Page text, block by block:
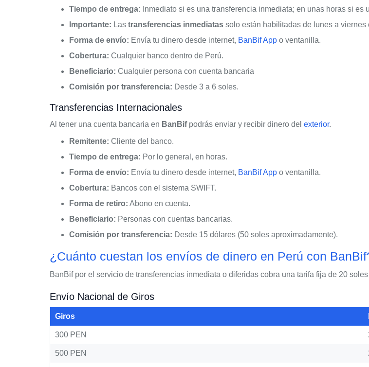
Tiempo de entrega: Inmediato si es una transferencia inmediata; en unas horas si es
Importante: Las transferencias inmediatas solo están habilitadas de lunes a viernes
Forma de envío: Envía tu dinero desde internet, BanBif App o ventanilla.
Cobertura: Cualquier banco dentro de Perú.
Beneficiario: Cualquier persona con cuenta bancaria
Comisión por transferencia: Desde 3 a 6 soles.
Transferencias Internacionales
Al tener una cuenta bancaria en BanBifpodrás enviar y recibir dinero del exterior.
Remitente: Cliente del banco.
Tiempo de entrega: Por lo general, en horas.
Forma de envío: Envía tu dinero desde internet, BanBif App o ventanilla.
Cobertura: Bancos con el sistema SWIFT.
Forma de retiro: Abono en cuenta.
Beneficiario: Personas con cuentas bancarias.
Comisión por transferencia: Desde 15 dólares (50 soles aproximadamente).
¿Cuánto cuestan los envíos de dinero en Perú con
BanBif por el servicio de transferencias inmediata o diferidas cobra una tarifa fija de 20
Envío Nacional de Giros
Giros
300 PEN
500 PEN